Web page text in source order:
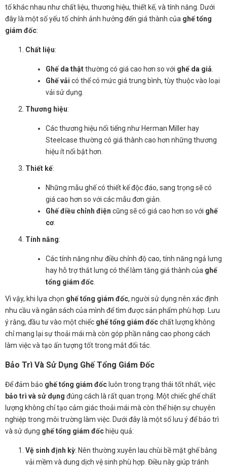
tố khác nhau như chất liệu, thương hiệu, thiết kế, và tính năng. Dưới
đây là một số yếu tố chính ảnh hưởng đến giá thành của ghế tổng
giám đốc:
Chất liệu:
Ghế da thậtthường có giá cao hơn so với ghế da giả
Ghế vải có thể có mức giá trung bình, tùy thuộc vào loại
vải sử dụng.
Thương hiệu:
Các thương hiệu nổi tiếng như Herman Miller hay
Steelcase thường có giá thành cao hơn những thương
hiệu ít nổi bật hơn.
Thiết kế:
Những mẫu ghế có thiết kế độc đáo, sang trọng sẽ có
giá cao hơn so với các mẫu đơn giản.
Ghế điều chỉnh điện cũng sẽ có giá cao hơn so với ghế
cơ.
Tính năng:
Các tính năng như điều chỉnh độ cao, tính năng ngả lưng
hay hỗ trợ thắt lưng có thể làm tăng giá thành của ghế
tổng giám đốc
Vì vậy, khi lựa chọn ghế tổng giám đốc, người sử dụng nên xác định
nhu cầu và ngân sách của mình để tìm được sản phẩm phù hợp. Lưu
ý rằng, đầu tư vào một chiếc ghế tổng giám đốcchất lượng không
chỉ mang lại sự thoải mái mà còn góp phần nâng cao phong cách
làm việc và tạo ấn tượng tốt trong mắt đối tác.
Bảo Trì Và Sử Dụng Ghế Tổng Giám Đốc
Để đảm bảo ghế tổng giám đốc luôn trong trạng thái tốt nhất, việc
bảo trì và sử dụng đúng cách là rất quan trọng. Một chiếc ghế chất
lượng không chỉ tạo cảm giác thoải mái mà còn thể hiện sự chuyên
nghiệp trong môi trường làm việc. Dưới đây là một số lưu ý để bảo trì
và sử dụng ghế tổng giám đốc hiệu quả:
Vệ sinh định kỳ: Nên thường xuyên lau chùi bề mặt ghế bằng
vải mềm và dung dịch vệ sinh phù hợp. Điều này giúp tránh